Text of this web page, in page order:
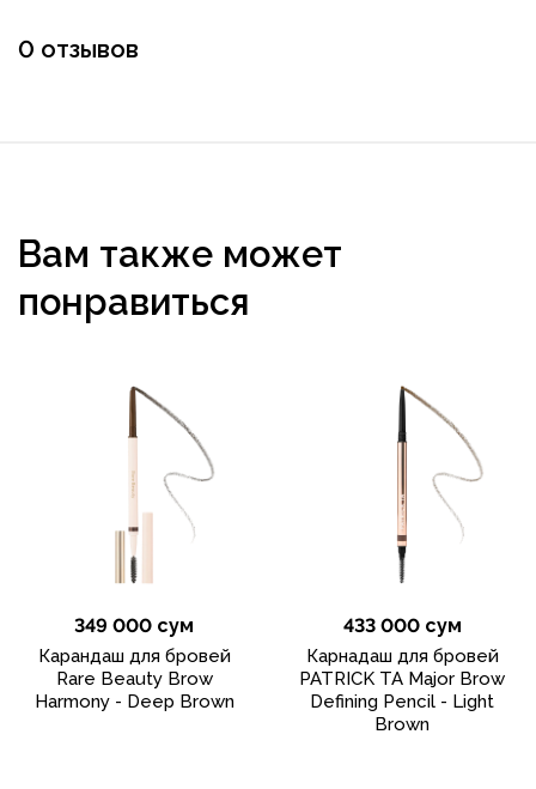
0 отзывов
Вам также может
понравиться
349 000 сум
Карандаш для бровей
Rare Beauty Brow
Harmony - Deep Brown
433 000 сум
Карнадаш для бровей
PATRICK TA Major Brow
Defining Pencil - Light
Brown